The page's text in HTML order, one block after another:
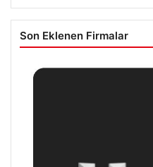
Son Eklenen Firmalar